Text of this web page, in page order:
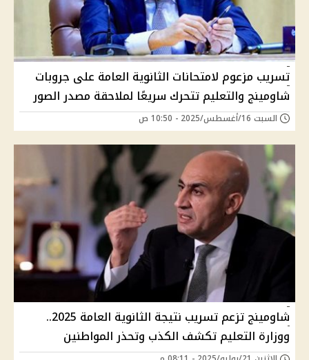
تسريب مزعوم لامتحانات الثانوية العامة على جروبات
شاومينج والتعليم تتحرك سريعًا لملاحقة مصدر الصور
السبت 16/أغسطس/2025 - 10:50 ص
شاومينج تزعم تسريب نتيجة الثانوية العامة 2025..
ووزارة التعليم تكشف الكذب وتحذر المواطنين